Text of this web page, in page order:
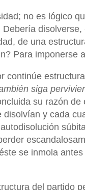
no es lógico
de una
Para imponerse
continúe
siga
su razón
y cada
se inmola
del partido